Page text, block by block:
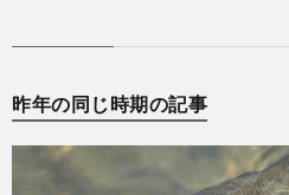
昨年の同じ時期の記事